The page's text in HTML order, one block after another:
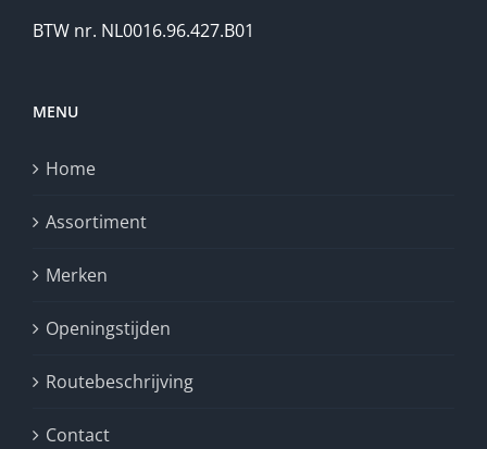
BTW nr. NL0016.96.427.B01
MENU
Home
Assortiment
Merken
Openingstijden
Routebeschrijving
Contact